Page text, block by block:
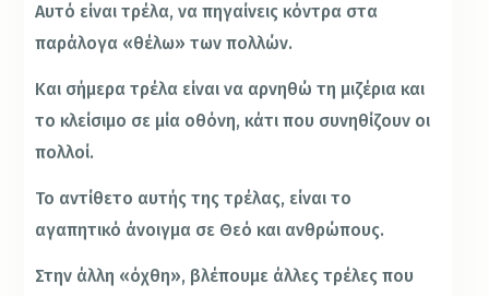
Αυτό είναι τρέλα, να πηγαίνεις κόντρα στα
παράλογα «θέλω» των πολλών.
Και σήμερα τρέλα είναι να αρνηθώ τη μιζέρια και
το κλείσιμο σε μία οθόνη, κάτι που συνηθίζουν οι
πολλοί.
Το αντίθετο αυτής της τρέλας, είναι το
αγαπητικό άνοιγμα σε Θεό και ανθρώπους.
Στην άλλη «όχθη», βλέπουμε άλλες τρέλες που